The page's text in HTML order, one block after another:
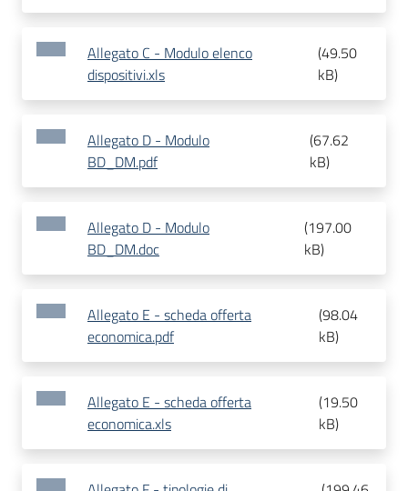
Allegato C - Modulo elenco
dispositivi.xls
(49.50
kB)
Allegato D - Modulo
BD_DM.pdf
(67.62
kB)
Allegato D - Modulo
BD_DM.doc
(197.00
kB)
Allegato E - scheda offerta
economica.pdf
(98.04
kB)
Allegato E - scheda offerta
economica.xls
(19.50
kB)